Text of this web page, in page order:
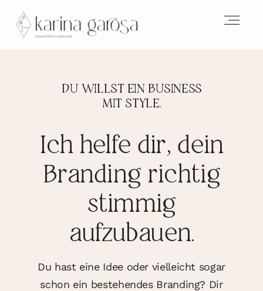
DU WILLST EIN BUSINESS
MIT STYLE.
Ich helfe dir, dein
Branding richtig
stimmig
aufzubauen.
Du hast eine Idee oder vielleicht sogar
schon ein bestehendes Branding? Dir
EMERGE MASTERMIND
ONLINEKURSE
SHOP